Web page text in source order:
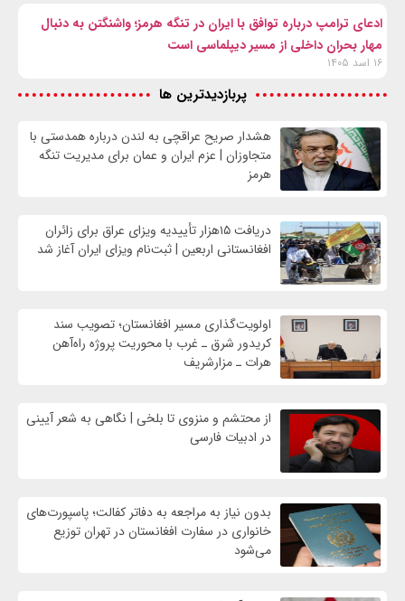
ادعای ترامپ درباره توافق با ایران در تنگه هرمز؛ واشنگتن به دنبال
مهار بحران داخلی از مسیر دیپلماسی است
۱۶ اسد ۱۴۰۵
پربازدیدترین ها
هشدار صریح عراقچی به لندن درباره همدستی با
متجاوزان | عزم ایران و عمان برای مدیریت تنگه
هرمز
دریافت ۱۵هزار تأییدیه ویزای عراق برای زائران
افغانستانی اربعین | ثبت‌نام ویزای ایران آغاز شد
اولویت‌گذاری مسیر افغانستان؛ تصویب سند
کریدور شرق ـ غرب با محوریت پروژه راه‌آهن
هرات ـ مزارشریف
از محتشم و منزوی تا بلخی | نگاهی به شعر آیینی
در ادبیات فارسی
بدون نیاز به مراجعه به دفاتر کفالت؛ پاسپورت‌های
خانواری در سفارت افغانستان در تهران توزیع
می‌شود